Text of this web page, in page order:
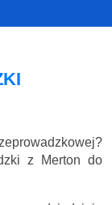
z Merton do